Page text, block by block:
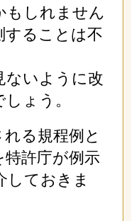
もしれません
することは不
ないように改
ょう。
る規程例と
許庁が例示
しておきま